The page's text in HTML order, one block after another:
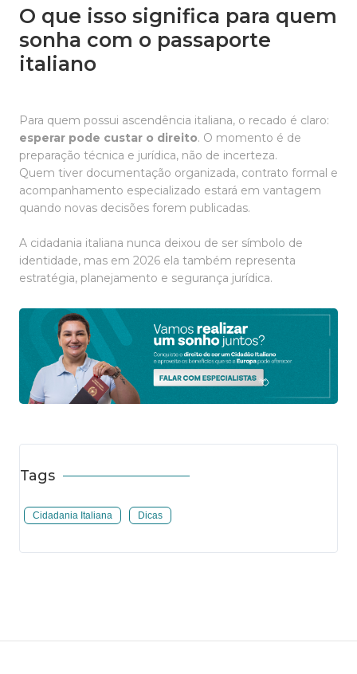
O que isso significa para quem
sonha com o passaporte
italiano
Para quem possui ascendência italiana, o recado é claro:
esperar pode custar o direito. O momento é de
preparação técnica e jurídica, não de incerteza.
Quem tiver documentação organizada, contrato formal e
acompanhamento especializado estará em vantagem
quando novas decisões forem publicadas.
A cidadania italiana nunca deixou de ser símbolo de
identidade, mas em 2026 ela também representa
estratégia, planejamento e segurança jurídica.
Tags
Cidadania Italiana Dicas